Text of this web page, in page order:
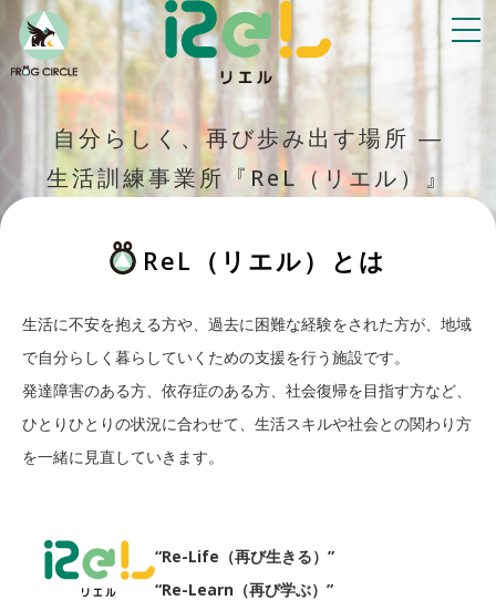
自分らしく、再び歩み出す場所 ―
生活訓練事業所『ReL（リエル）』
ReL（リエル）とは
生活に不安を抱える方や、過去に困難な経験をされた方が、 地域
で自分らしく暮らしていくための支援を行う施設です。
発達障害のある方、依存症のある方、社会復帰を目指す方など、
ひとりひとりの状況に合わせて、 生活スキルや社会との関わり方
を一緒に見直していきます。
“Re-Life（再び生きる）”
“Re-Learn（再び学ぶ）”